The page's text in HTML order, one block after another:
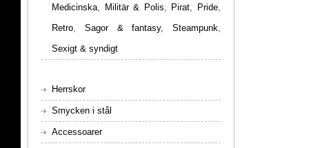
Medicinska, Militär & Polis, Pirat, Pride,
Retro, Sagor & fantasy, Steampunk,
Sexigt & syndigt
Herrskor
Smycken i stål
Accessoarer